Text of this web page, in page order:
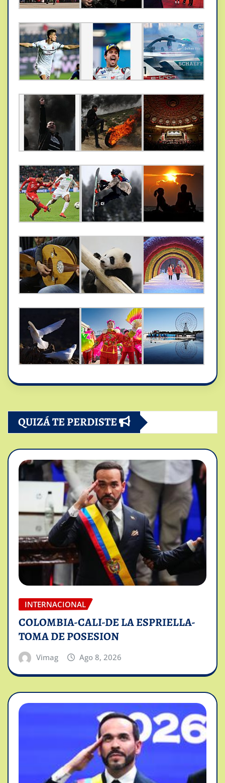
QUIZÁ TE PERDISTE
INTERNACIONAL
COLOMBIA-CALI-DE LA ESPRIELLA-
TOMA DE POSESION
Vimag Ago 8, 2026